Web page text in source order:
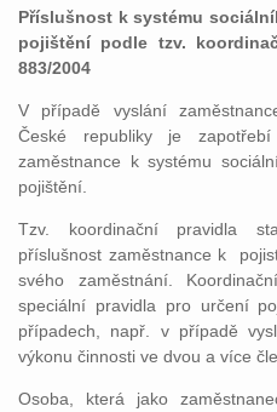
Příslušnost k systému
pojištění podle tzv.
883/2004
V případě vyslání
České republiky je
zaměstnance k systému
pojištění.
Tzv. koordinační pravidla
příslušnost zaměstnance k
svého zaměstnání.
speciální pravidla pro určení
případech, např. v případě
výkonu činnosti ve dvou a více
Osoba, která jako